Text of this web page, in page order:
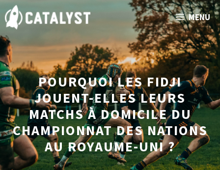
Aller
au
contenu
MENU
POURQUOI LES FIDJI
JOUENT-ELLES LEURS
MATCHS À DOMICILE DU
CHAMPIONNAT DES NATIONS
AU ROYAUME-UNI ?